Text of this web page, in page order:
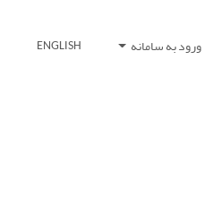
ورود به سامانه ENGLISH